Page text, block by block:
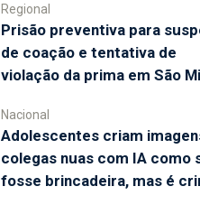
Regional
Prisão preventiva para
de coação e tentativa de
violação da prima em São
Nacional
Adolescentes criam
colegas nuas com IA como
fosse brincadeira, mas é